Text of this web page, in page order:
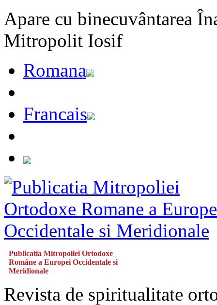
Apare cu binecuvântarea
Mitropolit Iosif
Romana
Francais
Publicatia Mitropoliei Ortodoxe
Române a Europei Occidentale si
Meridionale
Revista de spiritualitate